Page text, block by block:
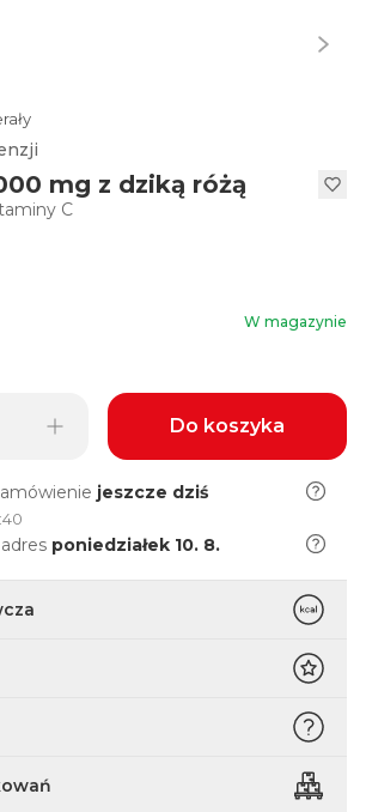
mg z dziką różą
C
W magazynie
Do koszyka
jeszcze dziś
poniedziałek 10. 8.